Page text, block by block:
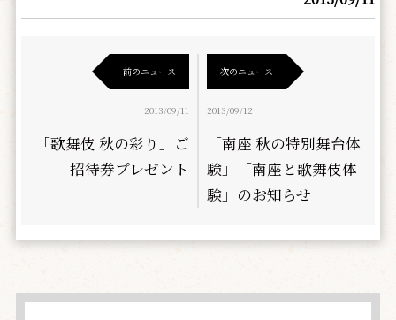
前のニュース
2013/09/11
「歌舞伎 秋の彩り」ご
招待券プレゼント
次のニュース
2013/09/12
「南座 秋の特別舞台体
験」「南座と歌舞伎体
験」のお知らせ